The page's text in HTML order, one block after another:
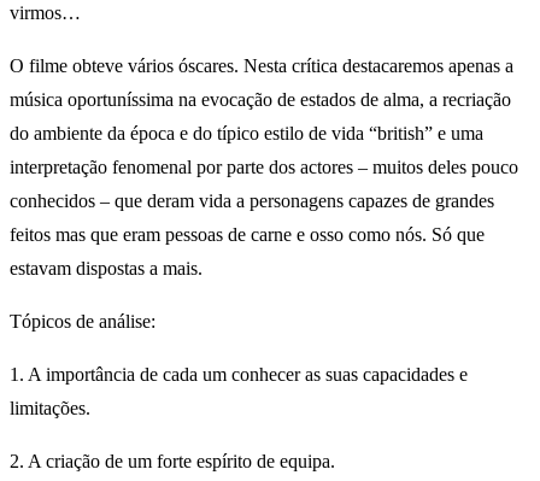
virmos…
O filme obteve vários óscares. Nesta crítica destacaremos apenas a
música oportuníssima na evocação de estados de alma, a recriação
do ambiente da época e do típico estilo de vida “british” e uma
interpretação fenomenal por parte dos actores – muitos deles pouco
conhecidos – que deram vida a personagens capazes de grandes
feitos mas que eram pessoas de carne e osso como nós. Só que
estavam dispostas a mais.
Tópicos de análise:
1. A importância de cada um conhecer as suas capacidades e
limitações.
2. A criação de um forte espírito de equipa.